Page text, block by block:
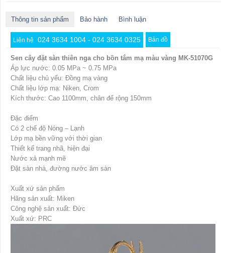
Thông tin sản phẩm Bảo hành Bình luận
Liên hệ 024 3634 1004 - 024 3634 0325 Bản đồ
Sen cây đặt sàn thiên nga cho bồn tắm mạ màu vàng MK-51070G
Áp lực nước: 0.05 MPa ~ 0.75 MPa
Chất liệu chủ yếu: Đồng mạ vàng
Chất liệu lớp mạ: Niken, Crom
Kích thước: Cao 1100mm, chân đế rộng 150mm
Đặc điểm
Có 2 chế độ Nóng – Lạnh
Lớp mạ bền vững với thời gian
Thiết kế trang nhã, hiện đại
Nước xả mạnh mẽ
Đặt sàn nhà, đường nước âm sàn
Xuất xứ sản phẩm
Hãng sản xuất: Miken
Công nghệ sản xuất: Đức
Xuất xứ: PRC